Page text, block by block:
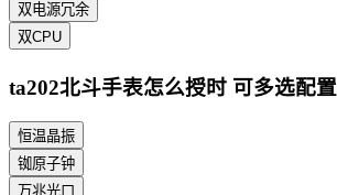
双电源冗余
双CPU
ta202北斗手表怎么授时 可多选配置
恒温晶振
铷原子钟
万兆光口